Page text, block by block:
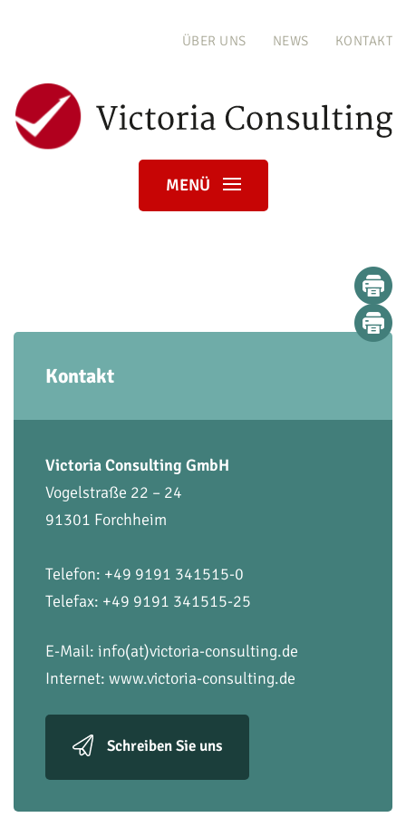
ÜBER UNS NEWS KONTAKT
MENÜ
Kontakt
Victoria Consulting GmbH
Vogelstraße 22 – 24
91301 Forchheim
Telefon: +49 9191 341515-0
Telefax: +49 9191 341515-25
E-Mail: info(at)victoria-consulting.de
Internet: www.victoria-consulting.de
Schreiben Sie uns